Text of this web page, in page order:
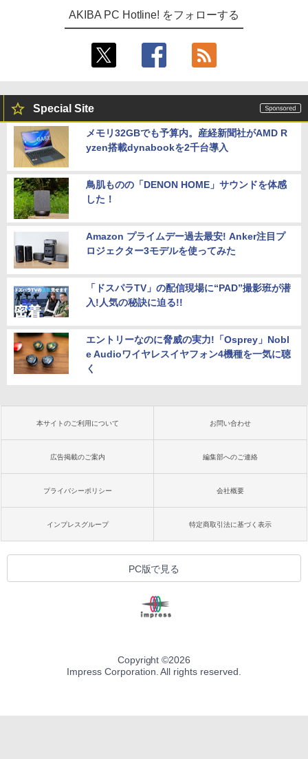
AKIBA PC Hotline! をフォローする
Special Site
メモリ32GBでも予算内。産経新聞社がAMD R
yzen搭載dynabookを2千台導入
鳥肌ものの「DENON HOME」サウンドを体感
した！
Amazon プライムデー過去最安! Anker注目プ
ロジェクター3モデルを使ってみた
「ドスパラTV」の配信現場に“PAD”撮影班が潜
入!人気の秘訣に迫る!!
エントリーなのに脅威の実力!「Osprey」Nobl
e Audioワイヤレスイヤフォン4機種を一気に聴
く
本サイトのご利用について お問い合わせ
広告掲載のご案内 編集部へのご連絡
プライバシーポリシー 会社概要
インプレスグループ 特定商取引法に基づく表示
PC版で見る
Copyright ©2026
Impress Corporation. All rights reserved.